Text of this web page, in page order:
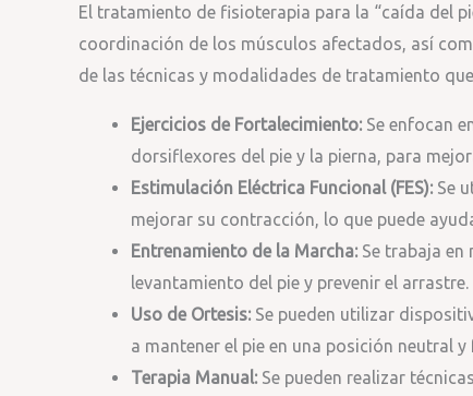
El tratamiento de fisioterapia para la “caída del
coordinación de los músculos afectados, así
de las técnicas y modalidades de tratamiento
Ejercicios de Fortalecimiento: Se enfocan
dorsiflexores del pie y la pierna, para
Estimulación Eléctrica Funcional (FES): Se
mejorar su contracción, lo que puede
Entrenamiento de la Marcha: Se trabaja
levantamiento del pie y prevenir el arrastre.
Uso de Ortesis: Se pueden utilizar
a mantener el pie en una posición neutral
Terapia Manual: Se pueden realizar